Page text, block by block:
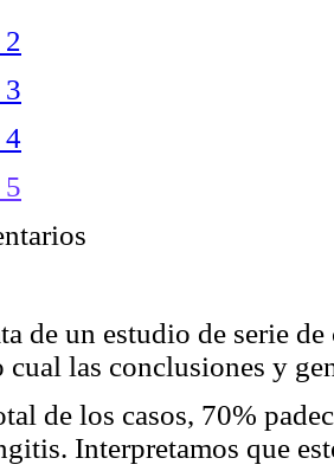
2
3
4
5
de un estudio de serie
cual las conclusiones y
de los casos, 70%
Interpretamos que